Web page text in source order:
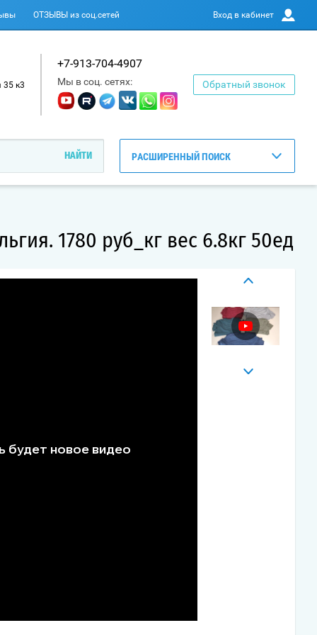
ОТЗЫВЫ из соц.сетей Вход в кабинет
35 к3
+7-913-704-4907
Мы в соц. сетях: Обратный звонок
РАСШИРЕННЫЙ ПОИСК
1780 руб_кг вес 6.8кг 50ед